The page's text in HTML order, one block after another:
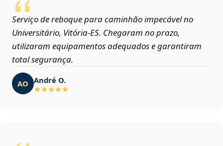
Serviço de reboque para caminhão impecável no
Universitário, Vitória‑ES. Chegaram no prazo,
utilizaram equipamentos adequados e garantiram
total segurança.
AO André O.